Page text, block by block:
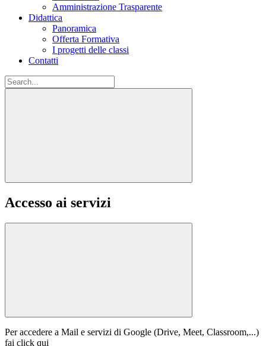
Amministrazione Trasparente
Didattica
Panoramica
Offerta Formativa
I progetti delle classi
Contatti
Accesso ai servizi
Per accedere a Mail e servizi di Google (Drive, Meet, Classroom,...)
fai click qui